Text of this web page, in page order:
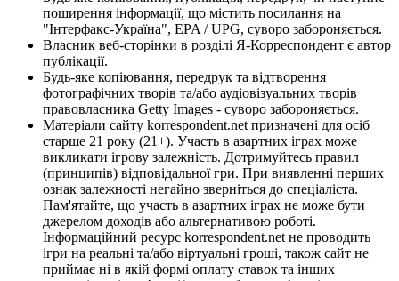
поширення інформації, що містить посилання на
"Інтерфакс-Україна", EPA / UPG, суворо забороняється.
Власник веб-сторінки в розділі Я-Корреспондент є автор
публікації.
Будь-яке копіювання, передрук та відтворення
фотографічних творів та/або аудіовізуальних творів
правовласника Getty Images - суворо забороняється.
Матеріали сайту korrespondent.net призначені для осіб
старше 21 року (21+). Участь в азартних іграх може
викликати ігрову залежність. Дотримуйтесь правил
(принципів) відповідальної гри. При виявленні перших
ознак залежності негайно зверніться до спеціаліста.
Пам'ятайте, що участь в азартних іграх не може бути
джерелом доходів або альтернативою роботі.
Інформаційний ресурс korrespondent.net не проводить
ігри на реальні та/або віртуальні гроші, також сайт не
приймає ні в якій формі оплату ставок та інших